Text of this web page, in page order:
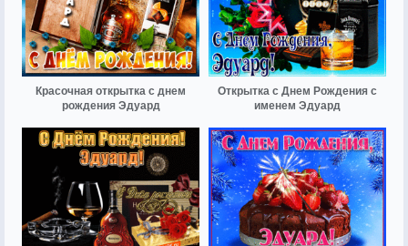
Красочная открытка с днем
рождения Эдуард
Открытка с Днем Рождения с
именем Эдуард